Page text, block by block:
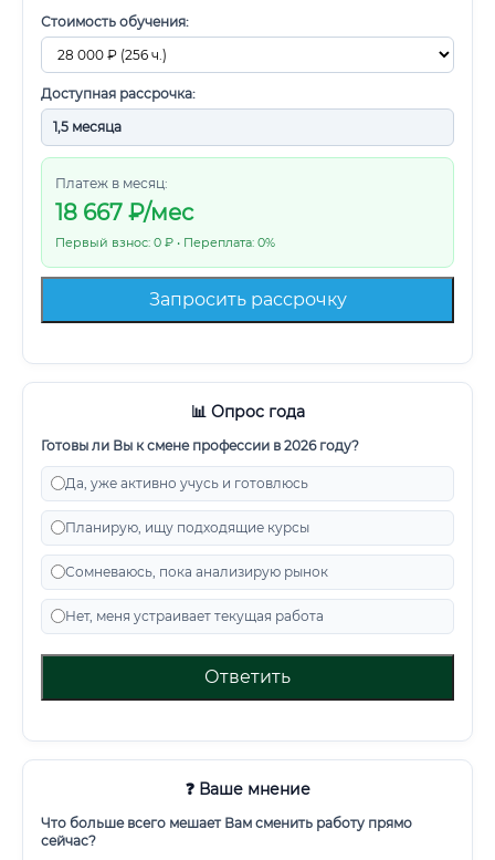
Стоимость обучения:
Доступная рассрочка:
Платеж в месяц:
18 667 ₽/мес
Первый взнос: 0 ₽ • Переплата: 0%
Запросить рассрочку
📊 Опрос года
Готовы ли Вы к смене профессии в 2026 году?
Да, уже активно учусь и готовлюсь
Планирую, ищу подходящие курсы
Сомневаюсь, пока анализирую рынок
Нет, меня устраивает текущая работа
Ответить
❓ Ваше мнение
Что больше всего мешает Вам сменить работу прямо
сейчас?